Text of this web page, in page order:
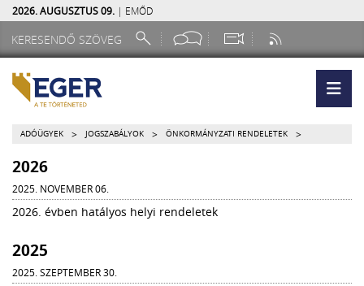
2026. AUGUSZTUS 09. | EMŐD
ADÓÜGYEK > JOGSZABÁLYOK > ÖNKORMÁNYZATI RENDELETEK >
2026
2025. NOVEMBER 06.
2026. évben hatályos helyi rendeletek
2025
2025. SZEPTEMBER 30.